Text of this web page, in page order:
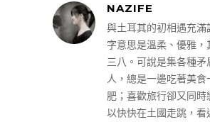
NAZIFE
與土耳其的初相遇充滿
字意思是溫柔、優雅，
三八。可說是集各種矛
人，總是一邊吃著美食
肥；喜歡旅行卻又同
以快快在土國走跳，看